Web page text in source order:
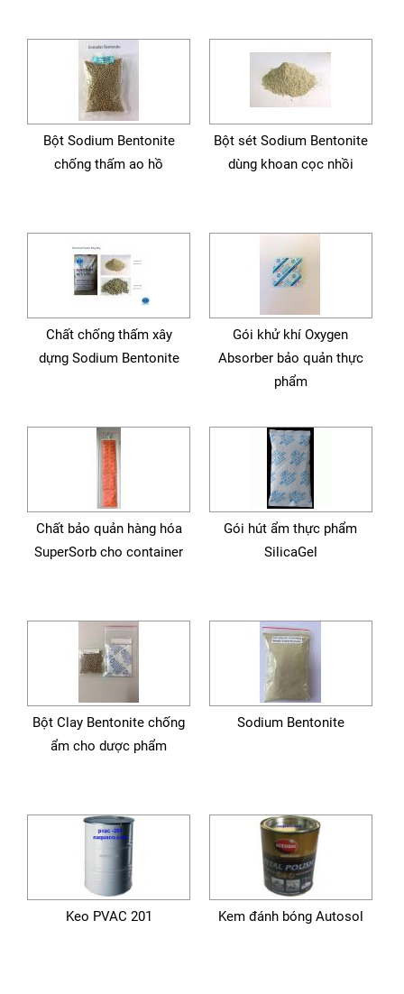
Bột Sodium Bentonite
chống thấm ao hồ
Bột sét Sodium Bentonite
dùng khoan cọc nhồi
Chất chống thấm xây
dựng Sodium Bentonite
Gói khử khí Oxygen
Absorber bảo quản thực
phẩm
Chất bảo quản hàng hóa
SuperSorb cho container
Gói hút ẩm thực phẩm
SilicaGel
Bột Clay Bentonite chống
ẩm cho dược phẩm
Sodium Bentonite
Keo PVAC 201 Kem đánh bóng Autosol